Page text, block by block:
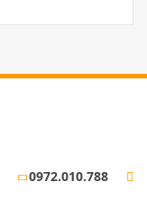
0972.010.788